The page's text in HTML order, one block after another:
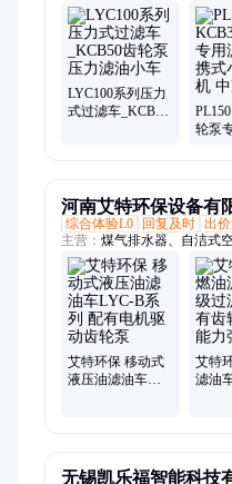
平油滤油机、绝缘油滤油机
滤油机、小型滤油机、润滑
变压器油真空滤油机、透平
效真空滤油机、防爆真空滤
机、聚结分离式滤油机、柴
缘油真空净油机
LYC100系列压力
式过滤车_KCB50
轮泵
河南艾特环保设备有
综合体验L0
回复及时 出
主营： 煤气排水器、自洁式
式过滤器、聚结脱水滤油机
不锈钢保安过滤器、高效真
精密过滤器、高精密滤油机
器、Y型过滤器、颇尔大流
流量过滤器、碳钢多介质过
芯、反渗透系统、除尘布袋
艾特环保 移动式
液压油滤油车
艾特
滤油
无锡凯乐福智能科技